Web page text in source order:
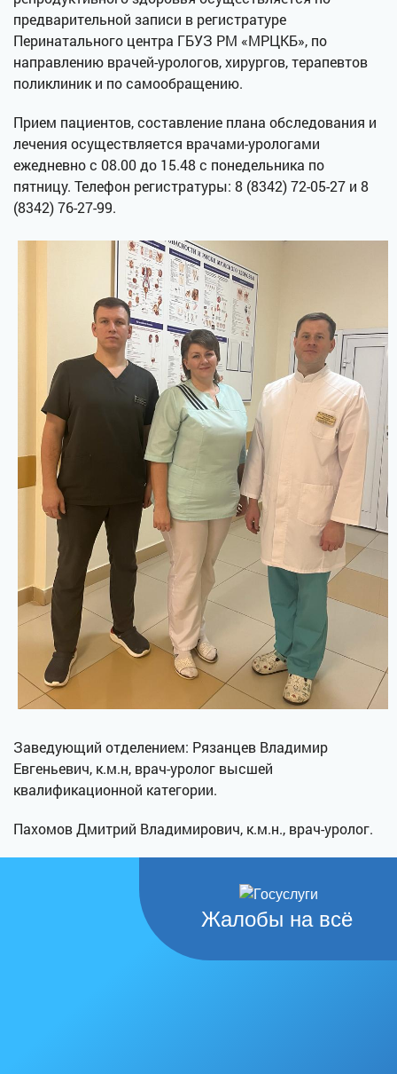
предварительной записи в регистратуре
Перинатального центра ГБУЗ РМ «МРЦКБ», по
направлению врачей-урологов, хирургов, терапевтов
поликлиник и по самообращению.
Прием пациентов, составление плана обследования и
лечения осуществляется врачами-урологами
ежедневно с 08.00 до 15.48 с понедельника по
пятницу. Телефон регистратуры: 8 (8342) 72-05-27 и 8
(8342) 76-27-99.
Заведующий отделением: Рязанцев Владимир
Евгеньевич, к.м.н, врач-уролог высшей
квалификационной категории.
Пахомов Дмитрий Владимирович, к.м.н., врач-уролог.
Жалобы на всё